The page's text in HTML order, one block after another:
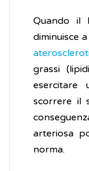
Quando il
diminuisce
grassi
scorrere il
arteriosa
norma.